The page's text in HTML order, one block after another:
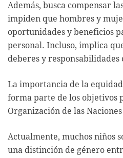
Además, busca compensar
impiden que hombres y
oportunidades y beneficios
personal. Incluso, implica
deberes y responsabilidades
La importancia de la
forma parte de los objetivos
Organización de las
Actualmente, muchos niños
una distinción de género